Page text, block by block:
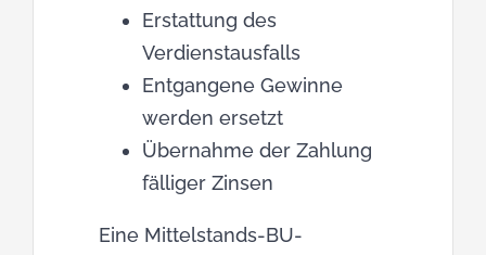
Erstattung des
Verdienstausfalls
Entgangene Gewinne
werden ersetzt
Übernahme der Zahlung
fälliger Zinsen
Eine Mittelstands-BU-